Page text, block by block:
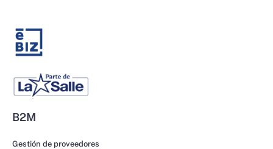
B2M
Gestión de proveedores